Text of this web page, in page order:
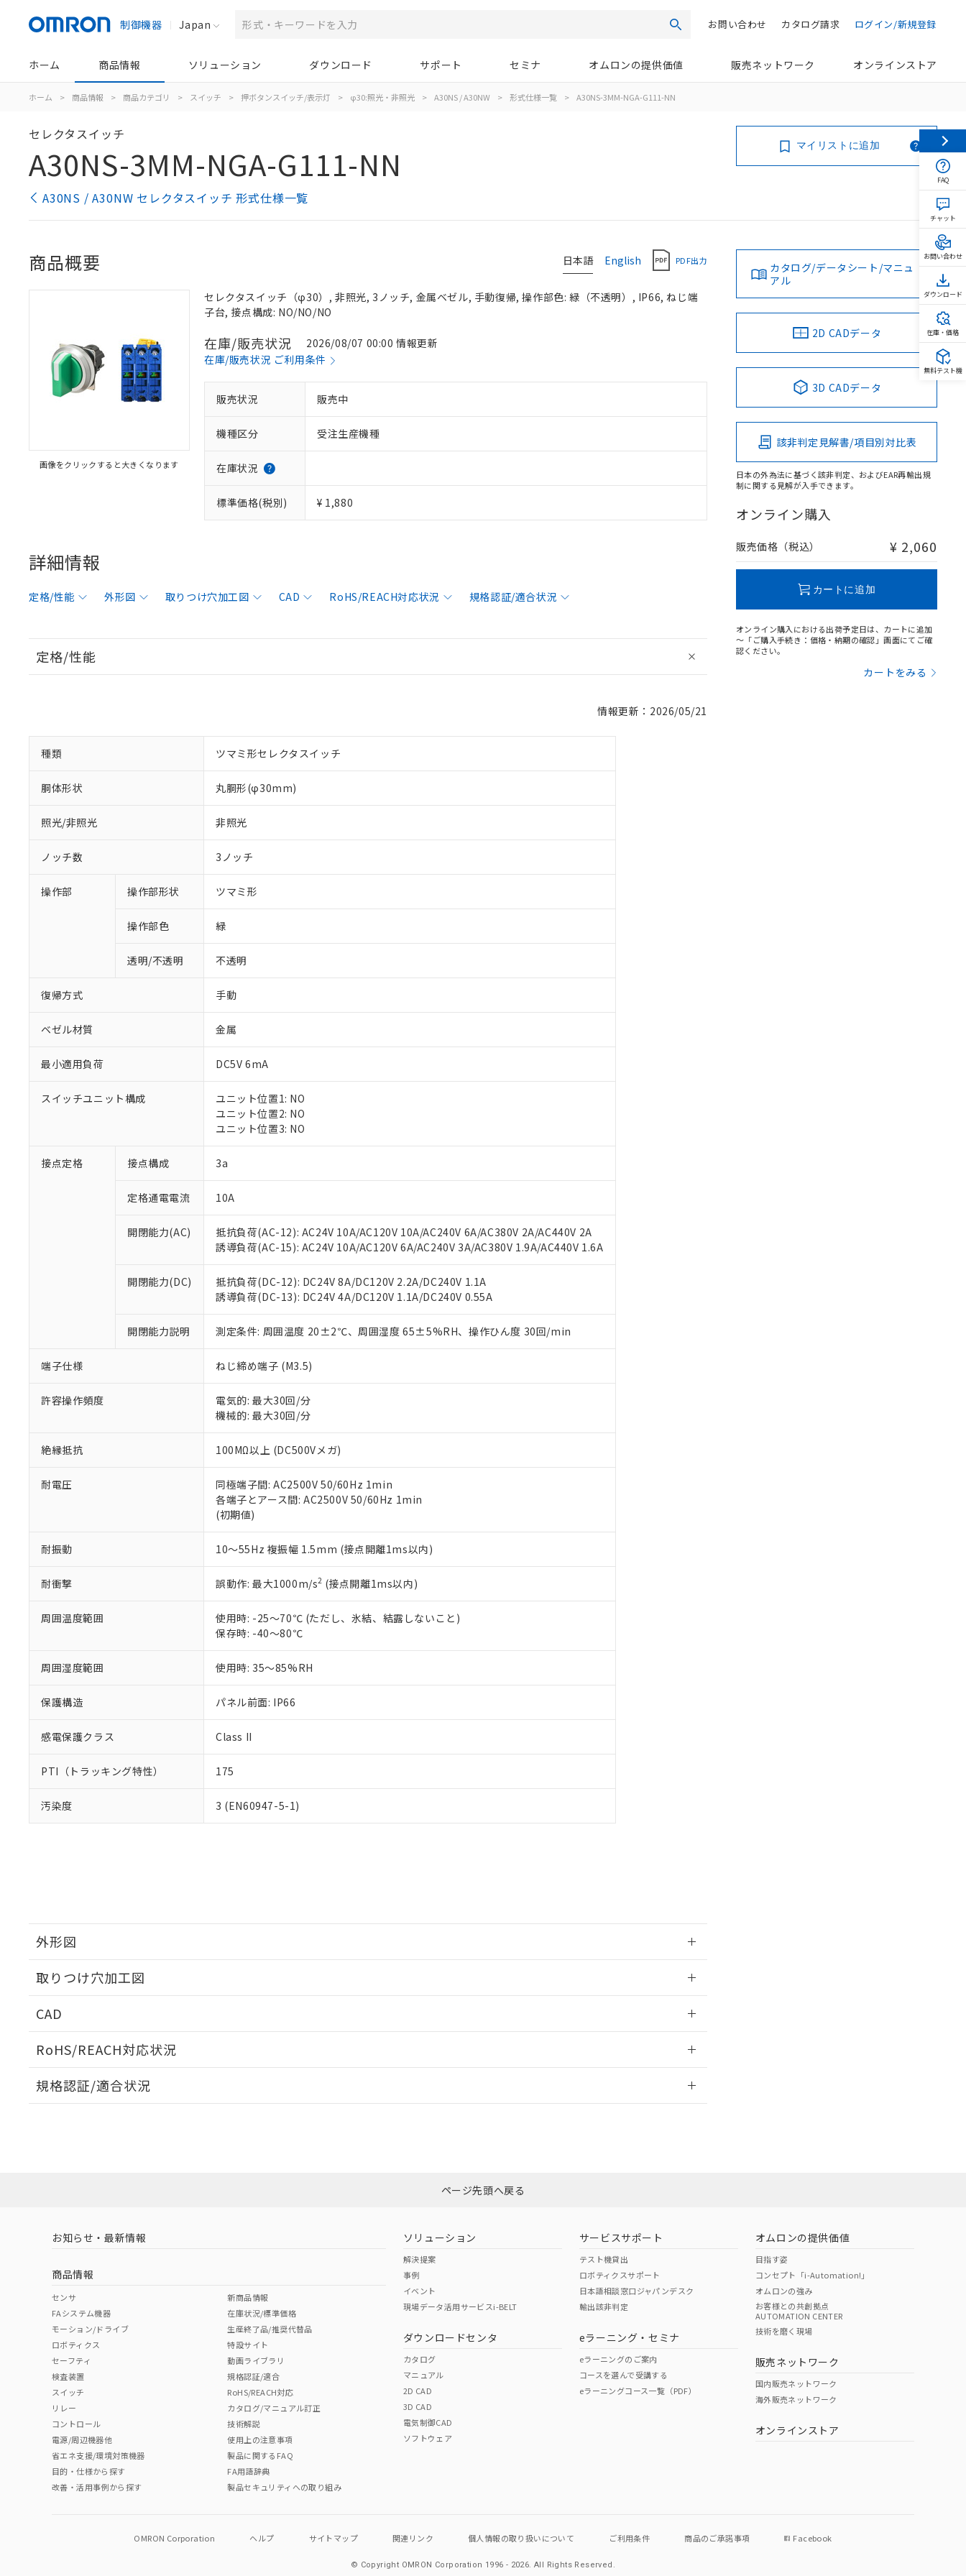
制御機器 Japan 検索 ログイン/新規登録
カタログ請求
お問い合わせ
ホーム 商品情報 ソリューション ダウンロード サポート セミナ オムロンの提供価値 販売ネットワーク オンラインストア
ホーム > 商品情報 > 商品カテゴリ > スイッチ > 押ボタンスイッチ/表示灯 > φ30:照光・非照光 > A30NS / A30NW > 形式仕様一覧 > A30NS-3MM-NGA-G111-NN
セレクタスイッチ
A30NS-3MM-NGA-G111-NN
A30NS / A30NW セレクタスイッチ 形式仕様一覧
マイリストに追加
日本語 English PDF出力
商品概要
画像をクリックすると大きくなります
セレクタスイッチ（φ30）, 非照光, 3ノッチ, 金属ベゼル, 手動復帰, 操作部色: 緑（不透明）, IP66, ねじ端
子台, 接点構成: NO/NO/NO
在庫/販売状況
2026/08/07 00:00 情報更新
在庫/販売状況 ご利用条件
販売状況 販売中
機種区分 受注生産機種
在庫状況
標準価格(税別) ¥ 1,880
詳細情報
定格/性能 外形図 取りつけ穴加工図 CAD RoHS/REACH対応状況 規格認証/適合状況
定格/性能
情報更新：2026/05/21
種類 ツマミ形セレクタスイッチ
胴体形状 丸胴形(φ30mm)
照光/非照光 非照光
ノッチ数 3ノッチ
操作部 操作部形状 ツマミ形
操作部色 緑
透明/不透明 不透明
復帰方式 手動
ベゼル材質 金属
最小適用負荷 DC5V 6mA
スイッチユニット構成
ユニット位置1: NO
ユニット位置2: NO
ユニット位置3: NO
接点定格 接点構成 3a
定格通電電流 10A
開閉能力(AC)
抵抗負荷(AC-12): AC24V 10A/AC120V 10A/AC240V 6A/AC380V 2A/AC440V 2A
誘導負荷(AC-15): AC24V 10A/AC120V 6A/AC240V 3A/AC380V 1.9A/AC440V 1.6A
開閉能力(DC)
抵抗負荷(DC-12): DC24V 8A/DC120V 2.2A/DC240V 1.1A
誘導負荷(DC-13): DC24V 4A/DC120V 1.1A/DC240V 0.55A
開閉能力説明 測定条件: 周囲温度 20±2℃、周囲湿度 65±5%RH、操作ひん度 30回/min
端子仕様 ねじ締め端子 (M3.5)
許容操作頻度
電気的: 最大30回/分
機械的: 最大30回/分
絶縁抵抗 100MΩ以上 (DC500Vメガ)
耐電圧
同極端子間: AC2500V 50/60Hz 1min
各端子とアース間: AC2500V 50/60Hz 1min
(初期値)
耐振動 10～55Hz 複振幅 1.5mm (接点開離1ms以内)
耐衝撃 誤動作: 最大1000m/s2 (接点開離1ms以内)
周囲温度範囲
使用時: -25～70℃ (ただし、氷結、結露しないこと)
保存時: -40～80℃
周囲湿度範囲 使用時: 35～85%RH
保護構造 パネル前面: IP66
感電保護クラス Class II
PTI（トラッキング特性） 175
汚染度 3 (EN60947-5-1)
外形図
取りつけ穴加工図
CAD
RoHS/REACH対応状況
EU RoHS 注意事項・凡例
ダウンロードはこちら
中国 RoHS 注意事項・凡例
中国 RoHS表
Pb Hg Cr(VI)
O O
"対応済み"や非含有の記載がされた商品であっても、流通在庫等で未対応品が混在する可能性があります。
非含有品が必要な際は、弊社営業部門もしくは販売店へお問い合わせください。
規格認証/適合状況
カタログ/データシート/マニュ
アル
2D CADデータ
3D CADデータ
該非判定見解書/項目別対比表
日本の外為法に基づく該非判定、およびEAR再輸出規
制に関する見解が入手できます。
オンライン購入
販売価格（税込） ¥ 2,060
カートに追加
オンライン購入における出荷予定日は、カートに追加
～「ご購入手続き：価格・納期の確認」画面にてご確
認ください。
カートをみる
以下の条件をお読みいただき、同意のうえご利用ください。
本サービスは、当社制御機器事業取扱商品の当社在庫状況および標準価格(税抜)を提供させていただ
くものです。
当社制御機器事業取扱商品の中には、本サービスの対象外となる商品もあることをご了承ください。
のであり、閲覧された時点での実際の在庫および標準価格とは異なる場合があることをご了承くださ
い。
正式な納期状況および標準価格はお客様のお取引先、またはお客様担当のオムロン制御機器販売店・
当社販売員にご相談ください。
オムロン制御機器販売店や当社販売拠点は「販売ネットワーク
」をご確認ください。
在庫状況および標準価格結果を当社の事前の承諾なく第三者に漏洩または開示しないようお願いしま
マイパーツ機能（部品リスト作成サービス）をご利用いただくには、I-Webメンバーズにご登録され
ている必要があります。
お客様が当ウェブサイト上で当社にご登録された部品リストについて、当社および当社の共同利用者
さい。
※当社の共同利用者とは、"個人情報の共同利用に関して"
の「1.共同利用者の範囲」に記載されて
いる法人を指します。
※1 対応状況
対応済み：EU RoHS指令（10物質）の非含有に対応した製品が提供可能な商品です。
対応予定：EU RoHS指令（10物質）の非含有に対応した製品に切り替える予定のある商品です。
対応予定なし：EU RoHS指令（10物質）の非含有に非対応の商品で、対応品を出す予定はありません。
仕入先様の事情により、非含有部品としていたものが、含有品と判明した場合などやむを得ず変更すること
があります。
*EU RoHS指令（10物質）：
鉛(Pb) 1000ppm以下、 水銀(Hg) 1000ppm以下、 カドミウム(Cd) 100ppm以下、
六価クロム(Cr(Ⅵ)) 1000ppm以下、ポリ臭化ビフェニル類(PBB) 1000ppm以下、ポリ臭化ジフェニルエーテル類(PBDE) 1000ppm以下、
但し、RoHS指令で産業用監視および制御機器に対する適用除外項目は除く。
フタル酸エステル類の４物質については閾値を超える意図的な使用がないことを確認しています。
※2 対応予定月
部品在庫の切り替え状況などにより、予定月が前後することがあります。
※3 非含有証明書ダウンロード
下記の非含有証明書をダウンロードすることができます。
EU RoHS指令（10物質）の非含有証明書
51物質の非含有証明書（当社基準）
※本証明書は発行日時点で非含有を証明するもので、過去に遡って非含有を証明するものではありません。
また、RoHS指令のフタル酸エステル類４物質の対応では、対応完了までの期間は出荷製品に未対応品が
混在することから備考欄に対応日を記載しておりました。
り割愛しております。
※1 中国RoHS○×表
「－」：未確認です。当社販売部門へお問い合わせください。
*中国RoHS10物質の基準値 (GB/T26572)：
Pb(鉛) :1000ppm、 Hg(水銀) : 1000ppm、 Cd(カドミウム) : 100ppm、
Cr(Ⅵ)(六価クロム) : 1000ppm、 PBBs(ポリ臭化ビフェニル類) : 1000ppm、 PBDEs(ポリ臭化ジフェニルエーテル類) : 1000ppm、
DBP(フタル酸ジブチル) : 1000ppm、 DIBP(フタル酸ジイソブチル) : 1000ppm、 BBP(フタル酸ブチルベンジル) : 1000ppm、
DEHP(フタル酸ビス(2-エチルヘキシル)) : 1000ppm
※2 環境保護使用期限
「ｅ」：有害物質（10物質）のすべてが基準値以下であることを示します。
「10」：通常の使用状況下において有害物質が外部に漏えいし、環境に深刻な影響を及ぼさない年数を意
味します。
当社は、これら貴社製品のうち、外国為替および外国貿易法に定める商品（以下｢規制貨物等」とい
う）を輸出または国外への提供する場合は、日本国政府の輸出許可(または役務取引許可)を取得する
当社は規制貨物を破棄する場合は、完全に破砕するなど、違法に輸出されないよう必要な手段を講じ
ます。
当社は貴社製品を、核兵器、ミサイル、化学兵器、生物兵器またはその他武器並びにこれらの製造装
当社は、貴社製品を第三者に販売する場合は、上記1、2および3の内容を当該第三者に通知します。
また当社は、販売先および販売に係わる関係者が違法に輸出するおそれがある場合は、取り引きをい
たしません。
記
号
説明
○ 一定数以上の在庫あり
△ 一定数には満たないが在庫あり
－
在庫なし(最新の在庫状況については、お客様のお取引先、またはお客様担当のオムロン制御
機器販売店・当社販売員にご確認ください)
空
白
受注生産機種、また在庫状況の情報を公開していない機種
ページ先頭へ戻る
お知らせ・最新情報
商品情報
センサ
FAシステム機器
モーション/ドライブ
ロボティクス
セーフティ
検査装置
スイッチ
リレー
コントロール
電源/周辺機器他
省エネ支援/環境対策機器
目的・仕様から探す
改善・活用事例から探す
新商品情報
在庫状況/標準価格
生産終了品/推奨代替品
特設サイト
動画ライブラリ
規格認証/適合
RoHS/REACH対応
カタログ/マニュアル訂正
技術解説
使用上の注意事項
製品に関するFAQ
FA用語辞典
製品セキュリティへの取り組み
ソリューション
解決提案
事例
イベント
現場データ活用サービスi-BELT
ダウンロードセンタ
カタログ
マニュアル
2D CAD
3D CAD
電気制御CAD
ソフトウェア
サービスサポート
テスト機貸出
ロボティクスサポート
日本語相談窓口ジャパンデスク
輸出該非判定
eラーニング・セミナ
eラーニングのご案内
コースを選んで受講する
eラーニングコース一覧（PDF）
オムロンの提供価値
目指す姿
コンセプト「i-Automation!」
オムロンの強み
お客様との共創拠点
AUTOMATION CENTER
技術を磨く現場
販売ネットワーク
国内販売ネットワーク
海外販売ネットワーク
オンラインストア
OMRON Corporation ヘルプ サイトマップ 関連リンク 個人情報の取り扱いについて ご利用条件 商品のご承諾事項 Facebook
© Copyright OMRON Corporation 1996 - 2026.All Rights Reserved.
FAQ
チャット
お問い合わせ
ダウンロード
在庫・価格
無料テスト機